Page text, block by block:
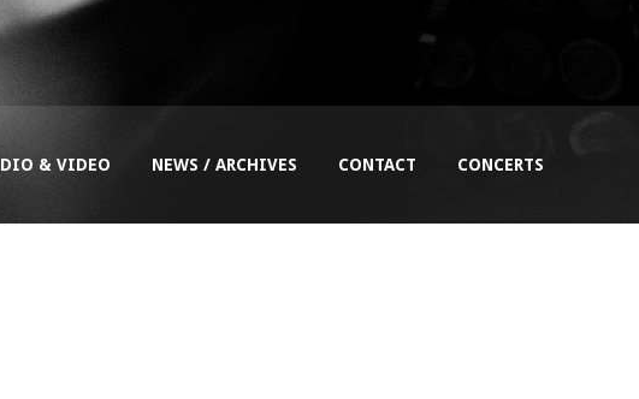
& VIDEO NEWS / ARCHIVES CONTACT CONCERTS